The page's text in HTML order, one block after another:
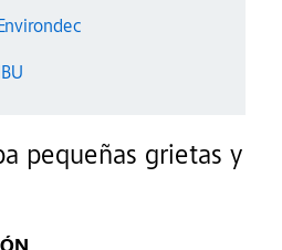
pequeñas grietas y